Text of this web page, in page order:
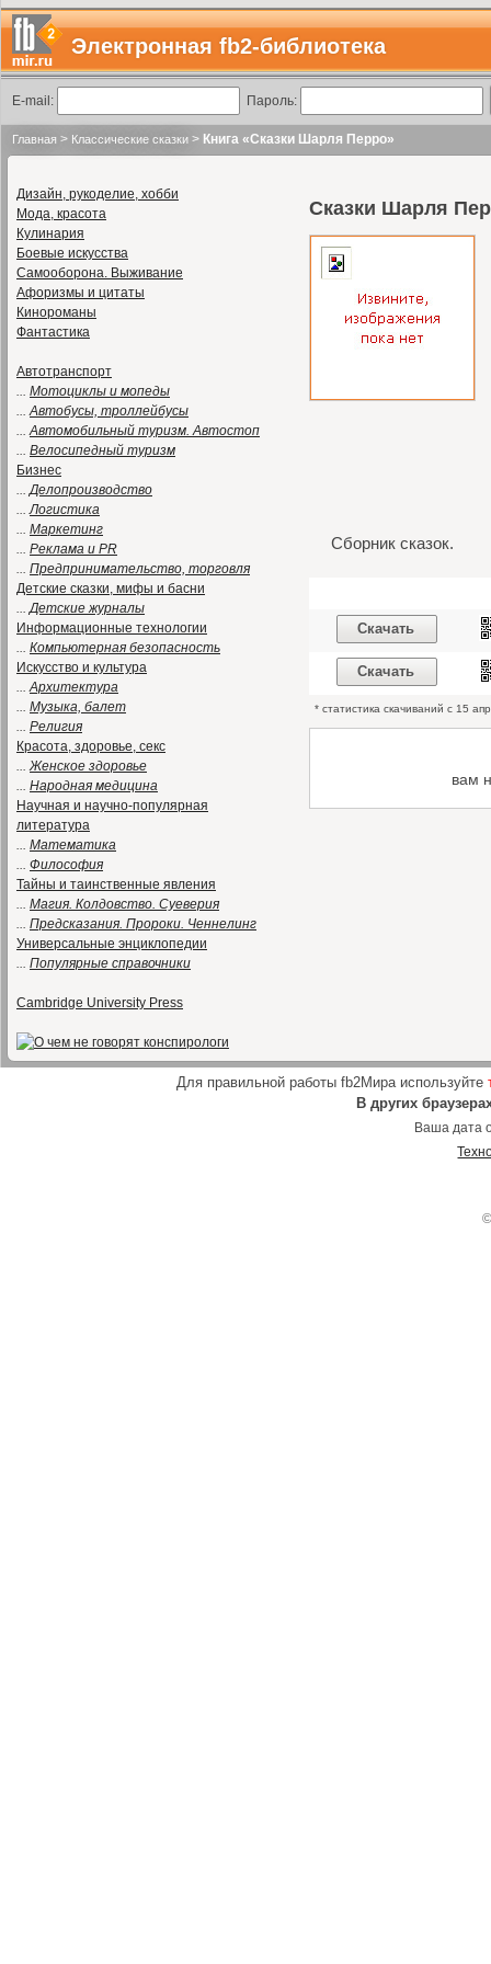
Электронная fb2-библиотека
E-mail: Пароль:
Главная > Классические сказки > Книга «Сказки Шарля Перро»
Дизайн, рукоделие, хобби
Мода, красота
Кулинария
Боевые искусства
Самооборона. Выживание
Афоризмы и цитаты
Кинороманы
Фантастика
Автотранспорт
... Мотоциклы и мопеды
...Автобусы, троллейбусы
...Автомобильный туризм. Автостоп
... Велосипедный туризм
Бизнес
...Делопроизводство
...Логистика
... Маркетинг
... Реклама и PR
... Предпринимательство, торговля
Детские сказки, мифы и басни
...Детские журналы
Информационные технологии
... Компьютерная безопасность
Искусство и культура
...Архитектура
... Музыка, балет
... Религия
Красота, здоровье, секс
...Женское здоровье
... Народная медицина
Научная и научно-популярная
литература
... Математика
... Философия
Тайны и таинственные явления
... Магия. Колдовство. Суеверия
... Предсказания. Пророки. Ченнелинг
Универсальные энциклопедии
... Популярные справочники
Cambridge University Press
Сказки Шарля
Сборник сказок.
Скачать
Скачать
* статистика скачиваний с 15
вам
Для правильной работы fb2Мира используйте
В других
Ваша дата